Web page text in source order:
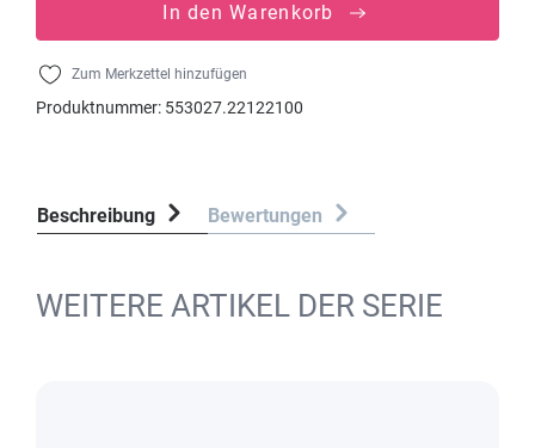
In den Warenkorb
Zum Merkzettel hinzufügen
Produktnummer: 553027.22122100
Beschreibung Bewertungen
WEITERE ARTIKEL DER SERIE